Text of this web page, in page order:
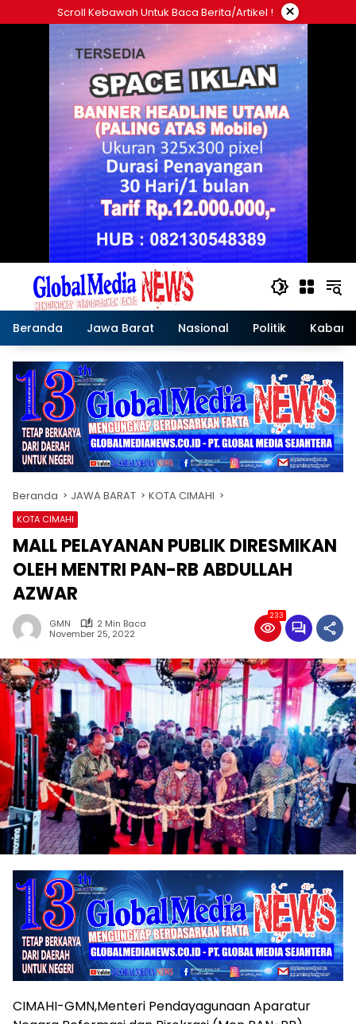
ke
Scroll Kebawah Untuk Baca Berita/artikel ! ×
Beranda Jawa Barat Nasional Politik Kabar
Beranda JAWA BARAT KOTA CIMAHI
KOTA CIMAHI
MALL PELAYANAN PUBLIK DIRESMIKAN
OLEH MENTRI PAN-RB ABDULLAH
AZWAR
GMN
2 Min Baca
November 25, 2022
233
CIMAHI-GMN,Menteri Pendayagunaan Aparatur